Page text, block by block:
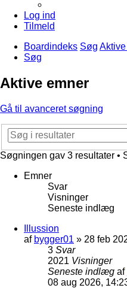
Log ind
Tilmeld
Boardindeks Søg
Søg
Aktive emner
Gå til avanceret søgning
Søgningen gav 3 resultater •
Emner
Svar
Visninger
Seneste indlæg
Illussion
af bygger01 » 28 feb
3 Svar
2021 Visninger
Seneste indlæg af
08 aug 2026,